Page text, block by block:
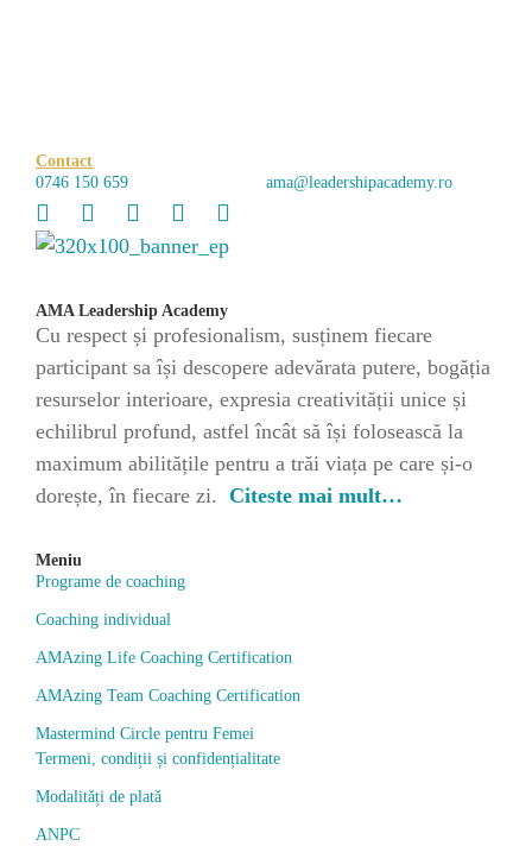
Contact
0746 150 659
ama@leadershipacademy.ro
AMA Leadership Academy
Cu respect și profesionalism, susținem fiecare
participant sa își descopere adevărata putere, bogăția
resurselor interioare, expresia creativității unice și
echilibrul profund, astfel încât să își folosească la
maximum abilitățile pentru a trăi viața pe care și-o
dorește, în fiecare zi. Citeste mai mult…
Meniu
Programe de coaching
Coaching individual
AMAzing Life Coaching Certification
AMAzing Team Coaching Certification
Mastermind Circle pentru Femei
Termeni, condiții și confidențialitate
Modalități de plată
ANPC